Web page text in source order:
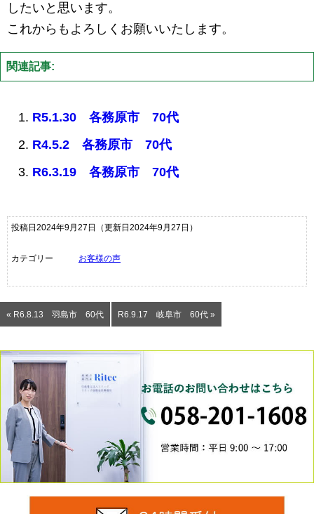
したいと思います。
これからもよろしくお願いいたします。
関連記事:
R5.1.30 各務原市 70代
R4.5.2 各務原市 70代
R6.3.19 各務原市 70代
投稿日2024年9月27日 （更新日2024年9月27日）
カテゴリー お客様の声
« R6.8.13 羽島市 60代 R6.9.17 岐阜市 60代 »